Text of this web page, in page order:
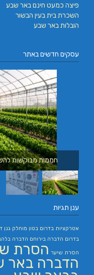
פיצה כמעט חינם באר שבע
השכרת בית בעין הבשור
הובלות באר שבע
עסקים חדשים באתר
חממות מבוקשות
ענן תגיות
אטרקציות בדרום בטון מוחלק גנן
בדרום הדברה בירוחם הדברה
הסרת שיער הסרת
הדברה באר